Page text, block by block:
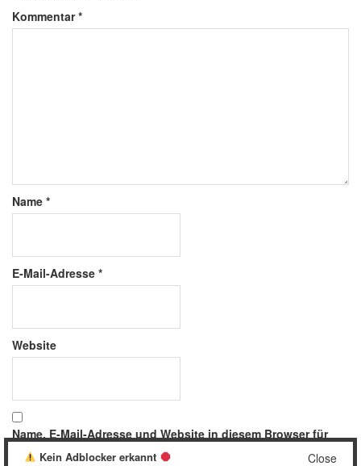
Kommentar*
Name *
E-Mail-Adresse *
Website
Name, E-Mail-Adresse und Website in diesem Browser für
meinen nächsten Kommentar speichern.
Close
Kein Adblocker erkannt